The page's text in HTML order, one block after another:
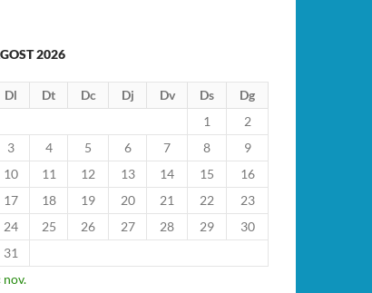
2026
Dl Dt Dc Dj Dv Ds
Dg
1
2
3
4 5 6 7 8
9
10
11 12 13 14 15
16
17
18 19 20 21 22
23
24
25 26 27 28 29
30
31
nov.